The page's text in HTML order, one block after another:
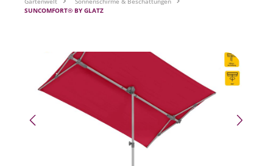
Gartenwelt
Sonnenschirme & Beschattungen
SUNCOMFORT® BY GLATZ
Bildergalerie überspringen